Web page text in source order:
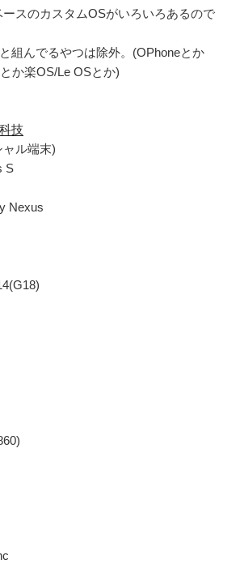
スのカスタムOSがいろいろあるので
組んでるやつは除外。(OPhoneとか
か楽OS/Le OSとか)
技
ル端末)
S
Nexus